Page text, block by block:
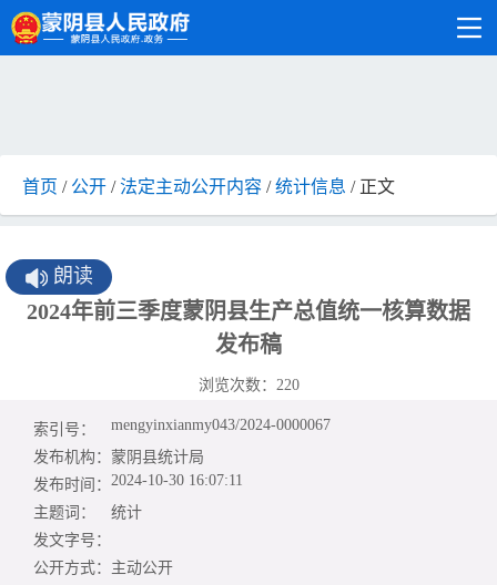
首页 / 公开 /法定主动公开内容 /统计信息 / 正文
朗读
2024年前三季度蒙阴县生产总值统一核算数据
发布稿
浏览次数： 220
索引号：
mengyinxianmy043/2024-0000067
发布机构： 蒙阴县统计局
发布时间： 2024-10-30 16:07:11
主题词：
统计
发文字号：
公开方式： 主动公开